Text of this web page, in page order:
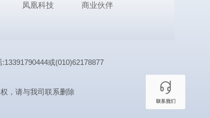
凤凰科技 商业伙伴
或(010)62178877
，请与我司联系删除